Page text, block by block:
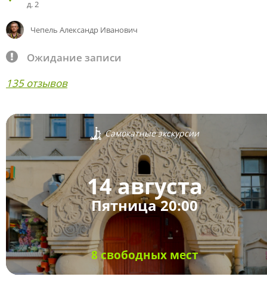
д. 2
Чепель Александр Иванович
Ожидание записи
135 отзывов
Самокатные экскурсии
14 августа
Пятница 20:00
8 свободных мест